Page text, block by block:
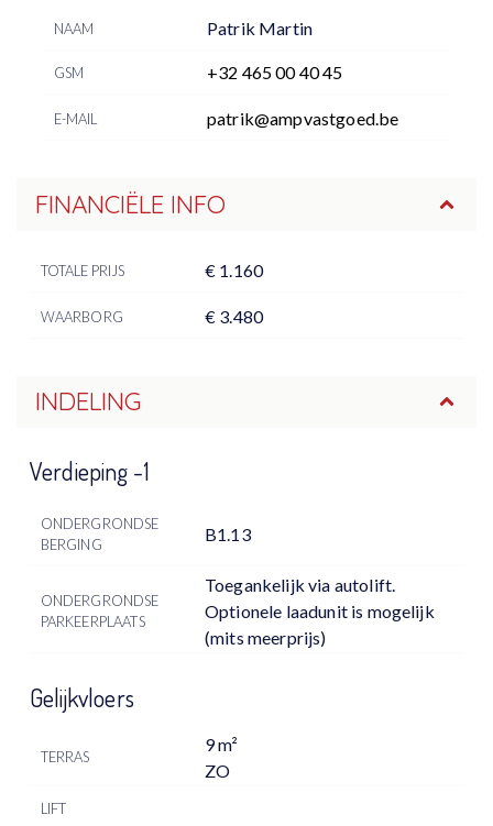
NAAM Patrik Martin
GSM +32 465 00 40 45
E-MAIL patrik@ampvastgoed.be
FINANCIËLE INFO
TOTALE PRIJS € 1.160
WAARBORG € 3.480
INDELING
Verdieping -1
ONDERGRONDSE
BERGING
B1.13
ONDERGRONDSE
PARKEERPLAATS
Toegankelijk via autolift.
Optionele laadunit is mogelijk
(mits meerprijs)
Gelijkvloers
TERRAS
9 m²
ZO
LIFT